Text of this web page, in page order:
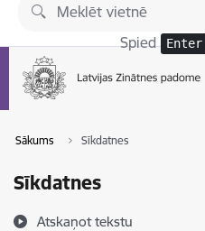
Pāriet uz lapas saturu
Spied Enter
Sākums Sīkdatnes
Sīkdatnes
Atskaņot tekstu